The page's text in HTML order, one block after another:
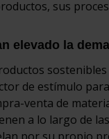
sus
elevado la
de estímulo
venta de
a lo largo de